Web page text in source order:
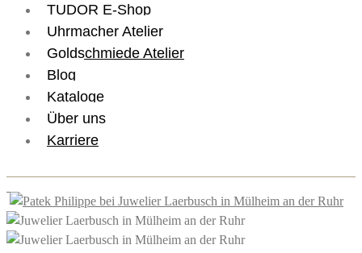
TUDOR E-Shop
Uhrmacher Atelier
Goldschmiede Atelier
Blog
Kataloge
Über uns
Karriere